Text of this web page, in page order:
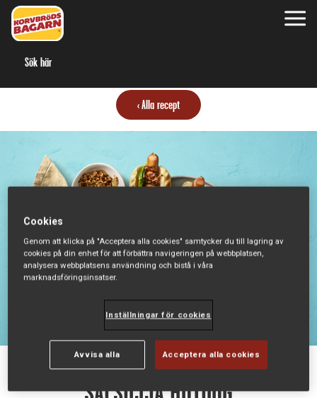
Alla recept
Cookies
Genom att klicka på "Acceptera alla cookies" samtycker du till lagring av
cookies på din enhet för att förbättra navigeringen på webbplatsen,
analysera webbplatsens användning och bistå i våra
marknadsföringsinsatser.
Inställningar för cookies
Avvisa alla Acceptera alla cookies